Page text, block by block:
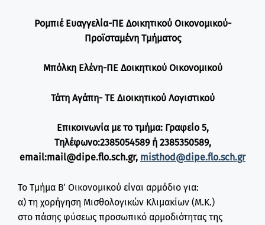
Ρομπιέ Ευαγγελία-ΠΕ Δοικητικού Οικονομικού-
Προϊσταμένη Τμήματος
Μπόλκη Ελένη-ΠΕ Δοικητικού Οικονομικού
Τάτη Αγάπη- ΤΕ Διοικητικού Λογιστικού
Επικοινωνία με το τμήμα: Γραφείο 5,
Τηλέφωνο:2385054589 ή 2385350589,
email:mail@dipe.flo.sch.gr, misthod@dipe.flo.sch.gr
Το Τμήμα Β΄ Οικονομικού είναι αρμόδιο για:
α) τη χορήγηση Μισθολογικών Κλιμακίων (Μ.Κ.)
στο πάσης φύσεως προσωπικό αρμοδιότητας της